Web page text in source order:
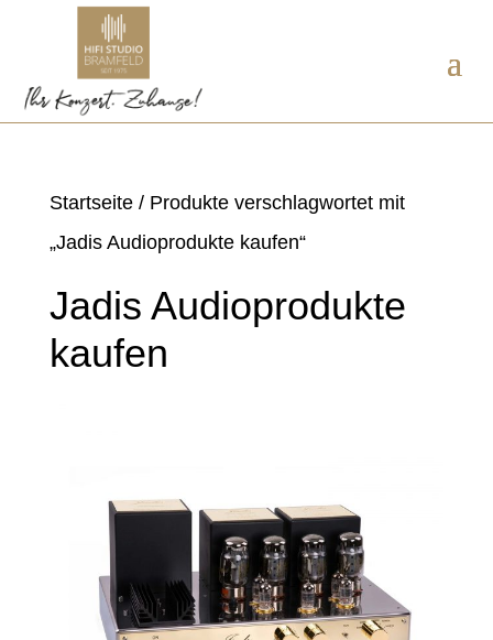
Startseite/ Produkte verschlagwortet mit
„Jadis Audioprodukte kaufen“
Jadis Audioprodukte
kaufen